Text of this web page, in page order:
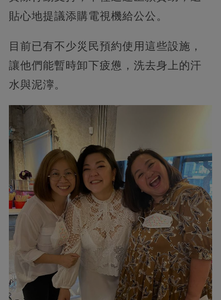
貼心地提議添購電視機給公公。
目前已有不少災民預約使用這些設施，
讓他們能暫時卸下疲憊，洗去身上的汗
水與泥濘。